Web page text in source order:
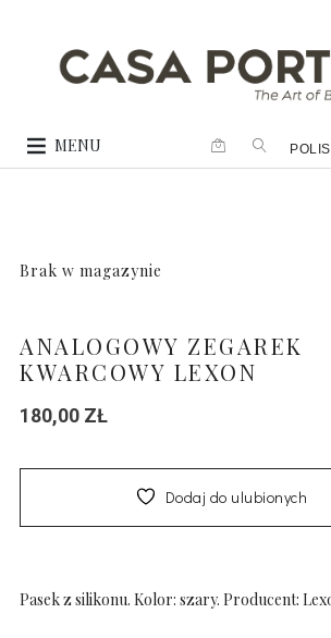
MENU
ANALOGOWY ZEGAREK
KWARCOWY LEXON
180,00 ZŁ
Pasek z silikonu. Kolor: szary. Producent:
Brak w magazynie
Dodaj do ulubionych